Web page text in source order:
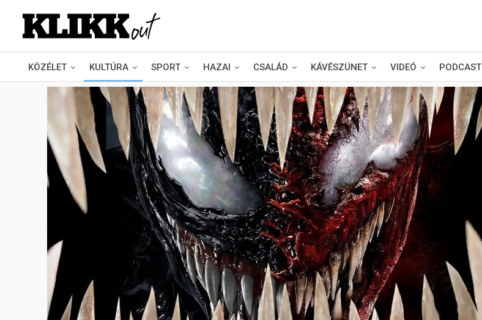
KÖZÉLET KULTÚRA SPORT HAZAI CSALÁD KÁVÉSZÜNET VIDEÓ PODCAST